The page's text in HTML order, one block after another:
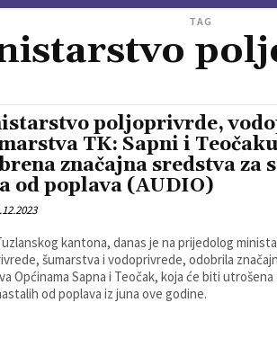
TAG
poljoprivrde,
TK: Sapni i Teočaku
značajna sredstva za
od poplava (AUDIO)
kantona, danas je na prijedolog
šumarstva i vodoprivrede, odobrila
Općinama Sapna i Teočak, koja će biti utrošena
od poplava iz juna ove godine.